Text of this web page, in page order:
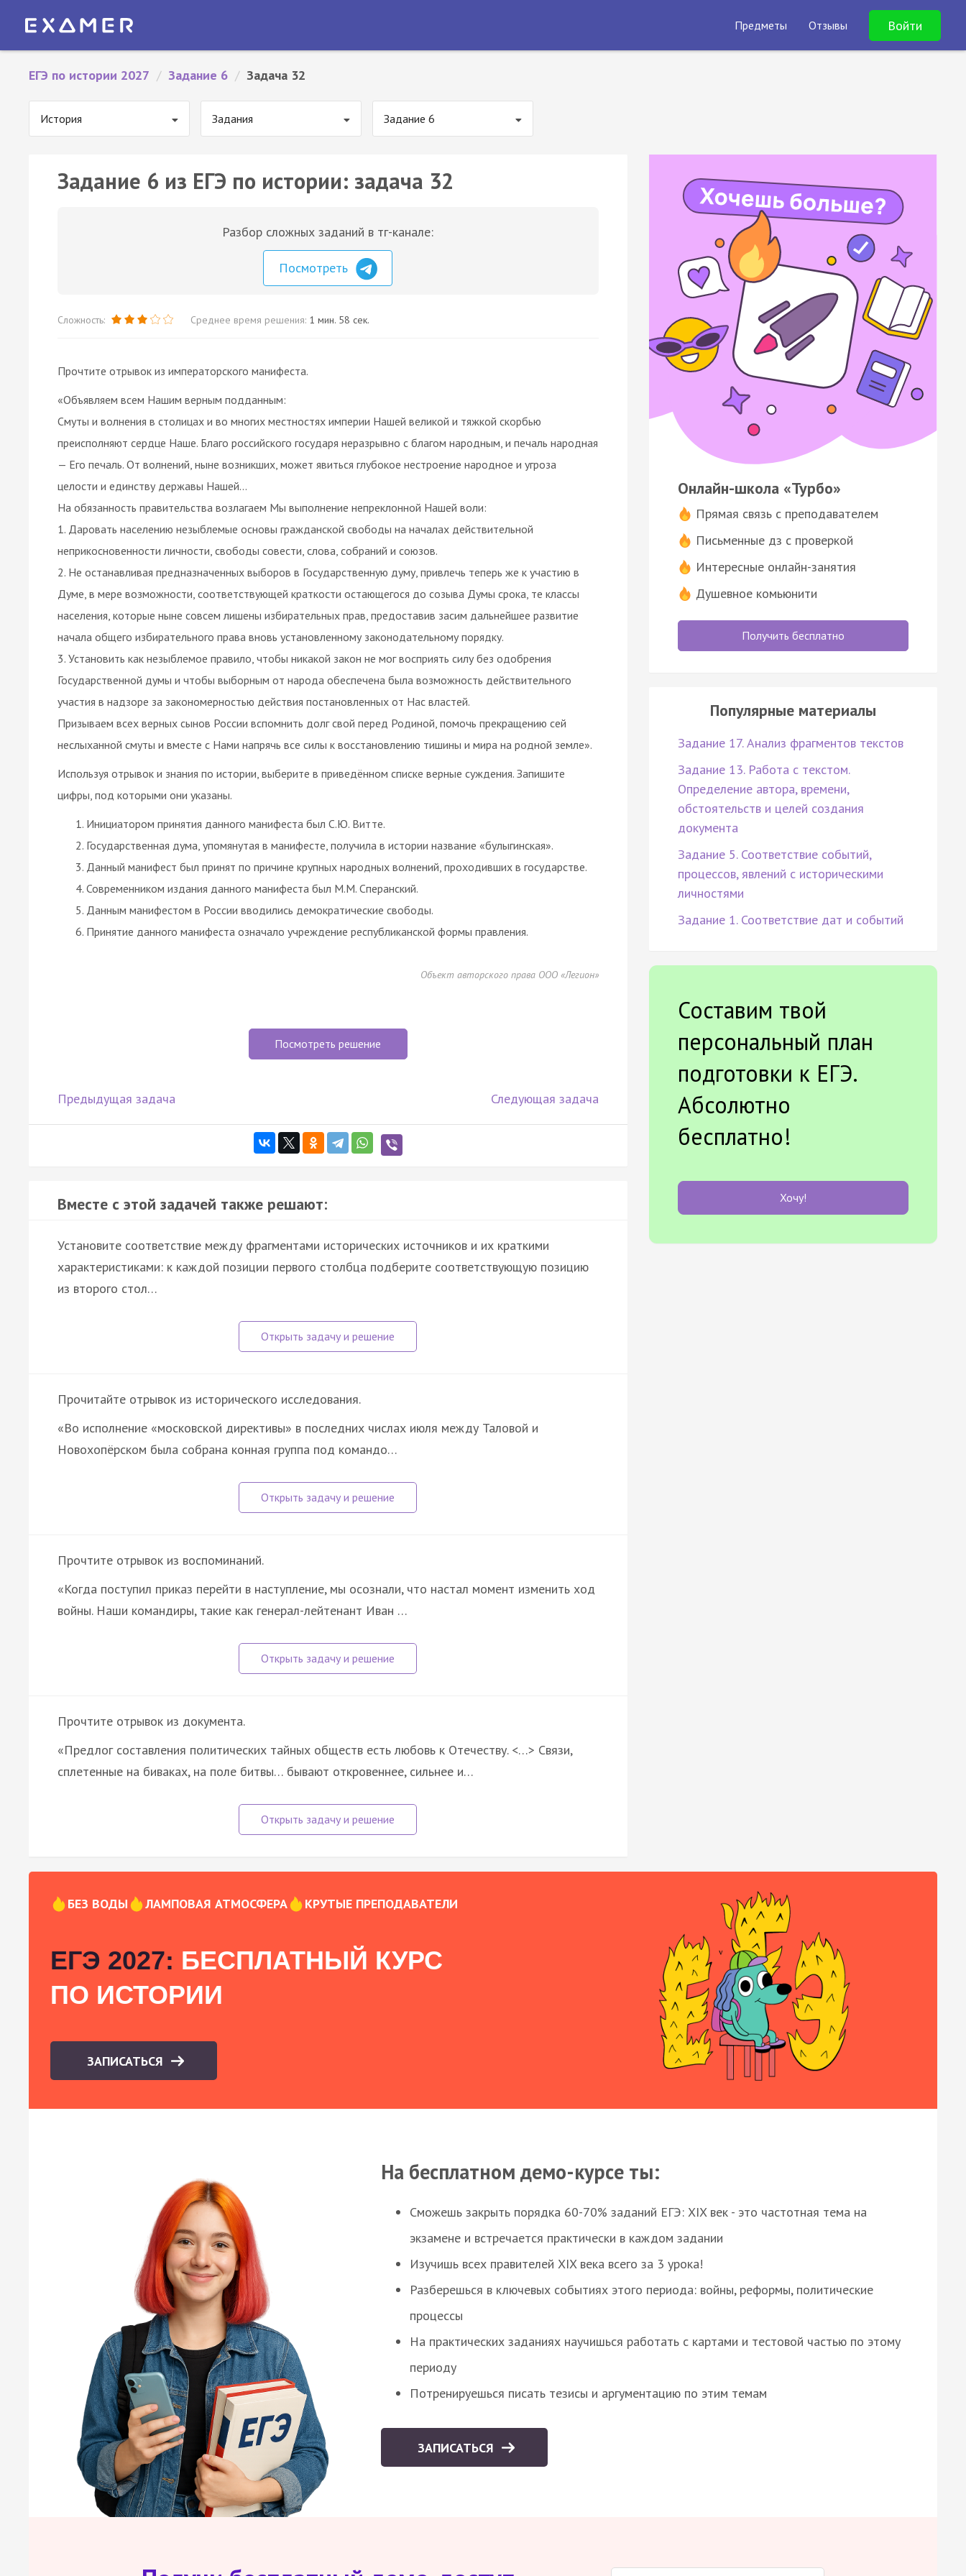
Предметы Отзывы Войти
ЕГЭ по истории 2027 / Задание 6 / Задача 32
История Задания Задание 6
Задание 6 из ЕГЭ по истории: задача 32
Разбор сложных заданий в тг-канале:
Посмотреть
Сложность: Среднее время решения: 1 мин. 58 сек.
Прочтите отрывок из императорского манифеста.
«Объявляем всем Нашим верным подданным:
Смуты и волнения в столицах и во многих местностях империи Нашей великой и тяжкой скорбью
преисполняют сердце Наше. Благо российского государя неразрывно с благом народным, и печаль народная
— Его печаль. От волнений, ныне возникших, может явиться глубокое нестроение народное и угроза
целости и единству державы Нашей...
На обязанность правительства возлагаем Мы выполнение непреклонной Нашей воли:
1. Даровать населению незыблемые основы гражданской свободы на началах действительной
неприкосновенности личности, свободы совести, слова, собраний и союзов.
2. Не останавливая предназначенных выборов в Государственную думу, привлечь теперь же к участию в
Думе, в мере возможности, соответствующей краткости остающегося до созыва Думы срока, те классы
населения, которые ныне совсем лишены избирательных прав, предоставив засим дальнейшее развитие
начала общего избирательного права вновь установленному законодательному порядку.
3. Установить как незыблемое правило, чтобы никакой закон не мог восприять силу без одобрения
Государственной думы и чтобы выборным от народа обеспечена была возможность действительного
участия в надзоре за закономерностью действия постановленных от Нас властей.
Призываем всех верных сынов России вспомнить долг свой перед Родиной, помочь прекращению сей
неслыханной смуты и вместе с Нами напрячь все силы к восстановлению тишины и мира на родной земле».
Используя отрывок и знания по истории, выберите в приведённом списке верные суждения. Запишите
цифры, под которыми они указаны.
Инициатором принятия данного манифеста был С.Ю. Витте.
Государственная дума, упомянутая в манифесте, получила в истории название «булыгинская».
Данный манифест был принят по причине крупных народных волнений, проходивших в государстве.
Современником издания данного манифеста был М.М. Сперанский.
Данным манифестом в России вводились демократические свободы.
Принятие данного манифеста означало учреждение республиканской формы правления.
Объект авторского права ООО «Легион»
Посмотреть решение
Предыдущая задача Следующая задача
Вместе с этой задачей также решают:
Установите соответствие между фрагментами исторических источников и их краткими
характеристиками: к каждой позиции первого столбца подберите соответствующую позицию
из второго стол…
Прочитайте отрывок из исторического исследования.
«Во исполнение «московской директивы» в последних числах июля между Таловой и
Новохопёрском была собрана конная группа под командо…
Прочтите отрывок из воспоминаний.
«Когда поступил приказ перейти в наступление, мы осознали, что настал момент изменить ход
войны. Наши командиры, такие как генерал-лейтенант Иван …
Прочтите отрывок из документа.
«Предлог составления политических тайных обществ есть любовь к Отечеству. <…> Связи,
сплетенные на биваках, на поле битвы… бывают откровеннее, сильнее и…
Онлайн-школа «Турбо»
Прямая связь с преподавателем
Письменные дз с проверкой
Интересные онлайн-занятия
Душевное комьюнити
Получить бесплатно
Популярные материалы
Задание 17. Анализ фрагментов текстов
Задание 13. Работа с текстом.
Определение автора, времени,
обстоятельств и целей создания
документа
Задание 5. Соответствие событий,
процессов, явлений с историческими
личностями
Задание 1. Соответствие дат и событий
Составим твой
персональный план
подготовки к ЕГЭ.
Абсолютно
бесплатно!
Хочу!
БЕЗ ВОДЫ ЛАМПОВАЯ АТМОСФЕРА КРУТЫЕ ПРЕПОДАВАТЕЛИ
ЕГЭ 2027: БЕСПЛАТНЫЙ КУРС
ПО ИСТОРИИ
ЗАПИСАТЬСЯ
На бесплатном демо-курсе ты:
Сможешь закрыть порядка 60-70% заданий ЕГЭ: XIX век - это частотная тема на
экзамене и встречается практически в каждом задании
Изучишь всех правителей XIX века всего за 3 урока!
Разберешься в ключевых событиях этого периода: войны, реформы, политические
процессы
На практических заданиях научишься работать с картами и тестовой частью по этому
периоду
Потренируешься писать тезисы и аргументацию по этим темам
ЗАПИСАТЬСЯ